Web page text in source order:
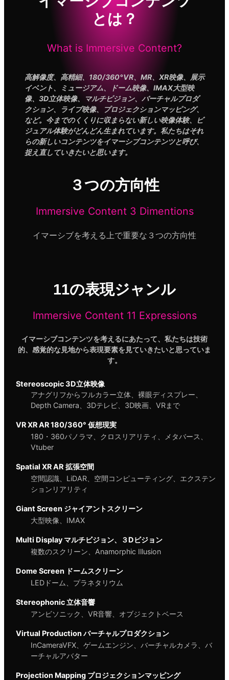
とは？
What is Immersive Content?
高解像度、高精細、180/360°VR、MR、XR映像、展示
イベント、ミュージアム、ドーム映像、IMAX大型映
像、3D立体映像、マルチビジョン、バーチャルプロダ
クション、ライブ映像、プロジェクションマッピング、
など。今までのくくりに収まらない新しい映像体験、ビ
ジュアル体験がどんどん生まれています。私たちはそれ
らの新しいコンテンツをイマーシブコンテンツと呼び、
捉え直していきたいと思います。
３つの方向性
Immersive Content 3 Dimentions
イマーシブを考える上で重要な３つの方向性
11の表現ジャンル
Immersive Content 11 Expressions
イマーシブコンテンツを考えるにあたって、私たちは技術
的、感覚的な見地から表現要素を見ていきたいと思っていま
す。
Stereoscopic 3D立体映像
アナグリフからフルカラー立体、裸眼ディスプレー、
Depth Camera、3Dテレビ、3D映画、VRまで
VR XR AR 180/360° 仮想現実
180・360パノラマ、クロスリアリティ、メタバース、
Ⅴtuber
SpatialXR AR 拡張空間
空間認識、LiDAR、空間コンピューティング、エクステン
ションリアリティ
Giant Screen ジャイアントスクリーン
大型映像、IMAX
Multi Display マルチビジョン、３Dビジョン
複数のスクリーン、Anamorphic Illusion
Dome Screen ドームスクリーン
LEDドーム、プラネタリウム
Stereophonic 立体音響
アンビソニック、VR音響、オブジェクトベース
Virtual Production バーチャルプロダクション
InCameraVFX、ゲームエンジン、バーチャルカメラ、バ
ーチャルアバター
Projection Mapping プロジェクションマッピング